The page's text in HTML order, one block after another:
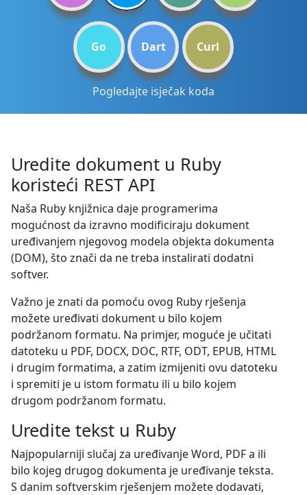
Go Dart Curl
Pogledajte isječak koda
Uredite dokument u Ruby
koristeći REST API
Naša Ruby knjižnica daje programerima
mogućnost da izravno modificiraju dokument
uređivanjem njegovog modela objekta dokumenta
(DOM), što znači da ne treba instalirati dodatni
softver.
Važno je znati da pomoću ovog Ruby rješenja
možete uređivati dokument u bilo kojem
podržanom formatu. Na primjer, moguće je učitati
datoteku u PDF, DOCX, DOC, RTF, ODT, EPUB, HTML
i drugim formatima, a zatim izmijeniti ovu datoteku
i spremiti je u istom formatu ili u bilo kojem
drugom podržanom formatu.
Uredite tekst u Ruby
Najpopularniji slučaj za uređivanje Word, PDF a ili
bilo kojeg drugog dokumenta je uređivanje teksta.
S danim softverskim rješenjem možete dodavati,